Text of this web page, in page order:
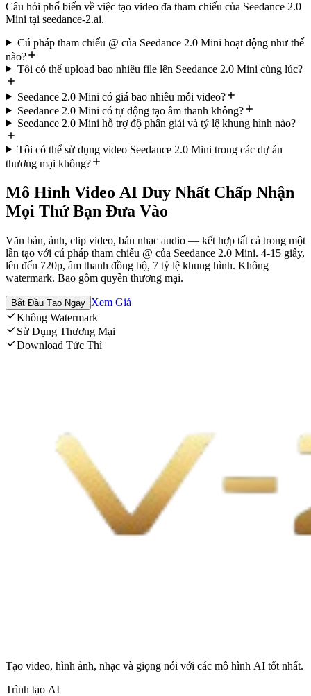
Câu hỏi phổ biến về việc tạo video đa tham chiếu của Seedance 2.0
Mini tại seedance-2.ai.
Cú pháp tham chiếu @ của Seedance 2.0 Mini hoạt động như thế
nào?
Tôi có thể upload bao nhiêu file lên Seedance 2.0 Mini cùng lúc?
Seedance 2.0 Mini có giá bao nhiêu mỗi video?
Seedance 2.0 Mini có tự động tạo âm thanh không?
Seedance 2.0 Mini hỗ trợ độ phân giải và tỷ lệ khung hình nào?
Tôi có thể sử dụng video Seedance 2.0 Mini trong các dự án
thương mại không?
Mô Hình Video AI Duy Nhất Chấp Nhận
Mọi Thứ Bạn Đưa Vào
Văn bản, ảnh, clip video, bản nhạc audio — kết hợp tất cả trong một
lần tạo với cú pháp tham chiếu @ của Seedance 2.0 Mini. 4-15 giây,
lên đến 720p, âm thanh đồng bộ, 7 tỷ lệ khung hình. Không
watermark. Bao gồm quyền thương mại.
Bắt Đầu Tạo Ngay Xem Giá
Không Watermark
Sử Dụng Thương Mại
Download Tức Thì
Tạo video, hình ảnh, nhạc và giọng nói với các mô hình AI tốt nhất.
Trình tạo AI